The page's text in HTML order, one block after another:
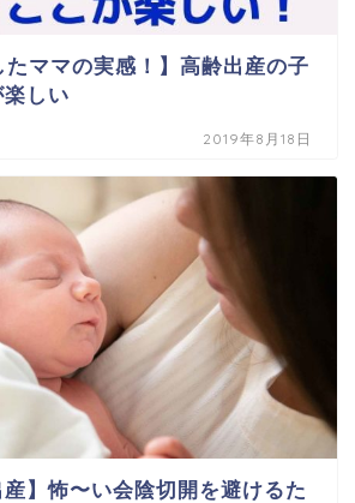
たママの実感！】高齢出産の子
しい
2019年8月18日
産】怖〜い会陰切開を避けるた